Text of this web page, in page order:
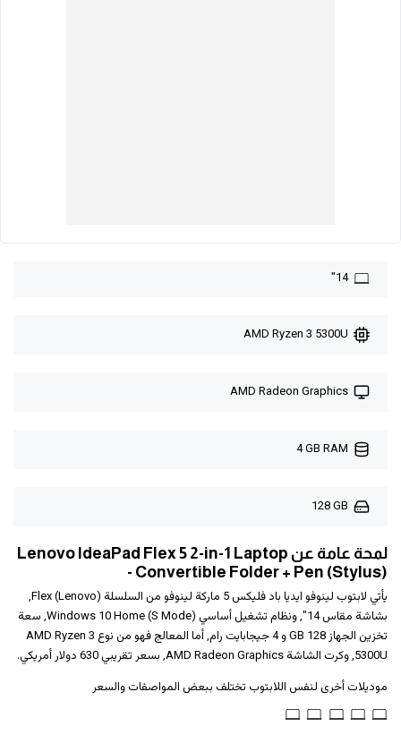
14"
AMD Ryzen 3 5300U
AMD Radeon Graphics
4 GB RAM
128 GB
لمحة عامة عن Lenovo IdeaPad Flex 5 2-in-1 Laptop
- Convertible Folder + Pen (Stylus)
يأتي لابتوب ‎‎لينوفو‎‎ ‎‎ايديا باد فليكس 5‎‎ ماركة لينوفو من السلسلة (Lenovo) Flex,
بشاشة مقاس 14", ونظام تشغيل أساسي Windows 10 Home (S Mode), سعة
تخزين الجهاز 128 GB و 4 جيجابايت رام, أما المعالج فهو من نوع AMD Ryzen 3
5300U, وكرت الشاشة AMD Radeon Graphics, بسعر تقريبي 630 دولار أمريكي.
موديلات أخرى لنفس اللابتوب تختلف ببعض المواصفات والسعر